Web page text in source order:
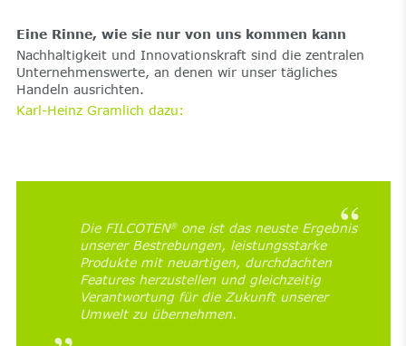
Eine Rinne, wie sie nur von uns kommen kann
Nachhaltigkeit und Innovationskraft sind die zentralen
Unternehmenswerte, an denen wir unser tägliches
Handeln ausrichten.
Karl-Heinz Gramlich dazu:
Die FILCOTEN®one ist das neuste Ergebnis
unserer Bestrebungen, leistungsstarke
Produkte mit neuartigen, durchdachten
Features herzustellen und gleichzeitig
Verantwortung für die Zukunft unserer
Umwelt zu übernehmen.